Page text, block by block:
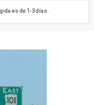
es de 1-3 días.